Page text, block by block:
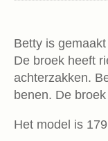
Betty is
De broek heeft
achterzakken.
benen. De
Het model is